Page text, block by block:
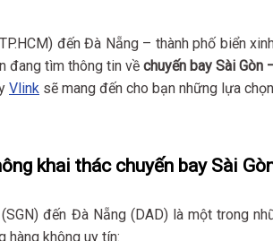
đến Đà Nẵng – thành phố biển
đang tìm thông tin về chuyến bay Sài Gòn
Vlink sẽ mang đến cho bạn những lựa
khai thác chuyến bay Sài
đến Đà Nẵng (DAD) là một trong
hàng không uy tín: